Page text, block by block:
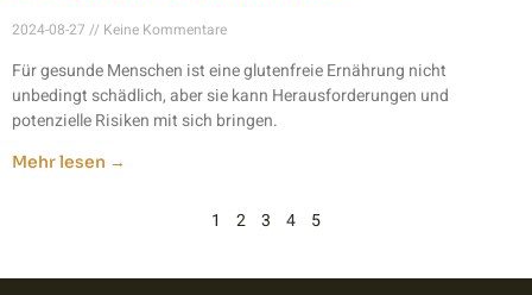
2024-08-27 Keine Kommentare
Für gesunde Menschen ist eine glutenfreie Ernährung nicht
unbedingt schädlich, aber sie kann Herausforderungen und
potenzielle Risiken mit sich bringen.
Mehr lesen →
1 2 3 4 5